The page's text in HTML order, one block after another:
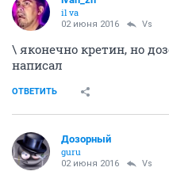
il va
02 июня 2016 Vs
\ яконечно кретин, но
написал
ОТВЕТИТЬ
Дозорный
guru
02 июня 2016 Vs